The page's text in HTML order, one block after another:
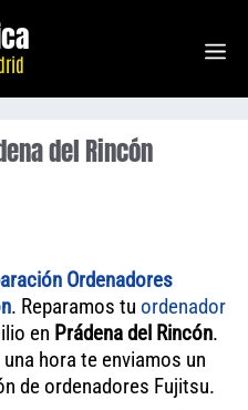
del Rincón
Ordenadores
. Reparamos tu ordenador
en Prádena del Rincón.
hora te enviamos un
de ordenadores Fujitsu.